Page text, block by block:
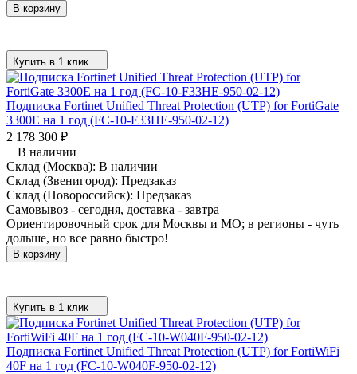
В корзину
Купить в 1 клик
Подписка Fortinet Unified Threat Protection (UTP) for FortiGate
3300E на 1 год (FC-10-F33HE-950-02-12)
2 178 300 ₽
В наличии
Склад (Москва): В наличии
Склад (Звенигород): Предзаказ
Склад (Новороссийск): Предзаказ
Самовывоз - сегодня, доставка - завтра
Ориентировочный срок для Москвы и МО; в регионы - чуть
дольше, но все равно быстро!
В корзину
Купить в 1 клик
Подписка Fortinet Unified Threat Protection (UTP) for FortiWiFi
40F на 1 год (FC-10-W040F-950-02-12)